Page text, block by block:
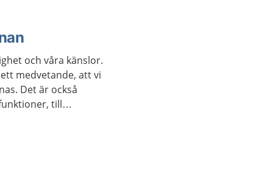
och våra känslor.
medvetande, att vi
Det är också
till